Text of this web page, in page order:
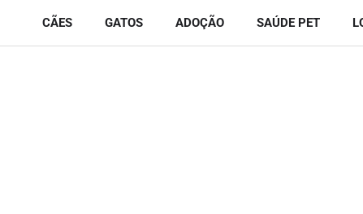
content
CÃES GATOS ADOÇÃO SAÚDE PET